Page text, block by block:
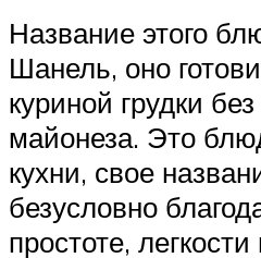
Название этого
Шанель, оно
куриной грудки
майонеза. Это
кухни, свое
безусловно
простоте,